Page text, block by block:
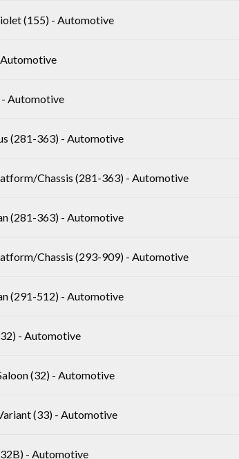
(155) - Automotive
Automotive
(281-363) - Automotive
Chassis (281-363) - Automotive
(281-363) - Automotive
Chassis (293-909) - Automotive
(291-512) - Automotive
- Automotive
(32) - Automotive
(33) - Automotive
- Automotive